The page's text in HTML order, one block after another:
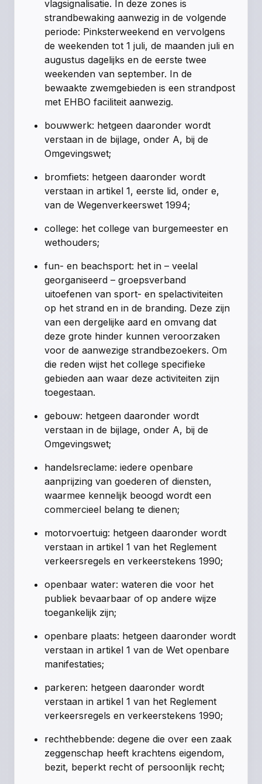
vlagsignalisatie. In deze zones is
strandbewaking aanwezig in de volgende
periode: Pinksterweekend en vervolgens
de weekenden tot 1 juli, de maanden juli en
augustus dagelijks en de eerste twee
weekenden van september. In de
bewaakte zwemgebieden is een strandpost
met EHBO faciliteit aanwezig.
bouwwerk: hetgeen daaronder wordt
verstaan in de bijlage, onder A, bij de
Omgevingswet;
bromfiets: hetgeen daaronder wordt
verstaan in artikel 1, eerste lid, onder e,
van de Wegenverkeerswet 1994;
college: het college van burgemeester en
wethouders;
fun- en beachsport: het in – veelal
georganiseerd – groepsverband
uitoefenen van sport- en spelactiviteiten
op het strand en in de branding. Deze zijn
van een dergelijke aard en omvang dat
deze grote hinder kunnen veroorzaken
voor de aanwezige strandbezoekers. Om
die reden wijst het college specifieke
gebieden aan waar deze activiteiten zijn
toegestaan.
gebouw: hetgeen daaronder wordt
verstaan in de bijlage, onder A, bij de
Omgevingswet;
handelsreclame: iedere openbare
aanprijzing van goederen of diensten,
waarmee kennelijk beoogd wordt een
commercieel belang te dienen;
motorvoertuig: hetgeen daaronder wordt
verstaan in artikel 1 van het Reglement
verkeersregels en verkeerstekens 1990;
openbaar water: wateren die voor het
publiek bevaarbaar of op andere wijze
toegankelijk zijn;
openbare plaats: hetgeen daaronder wordt
verstaan in artikel 1 van de Wet openbare
manifestaties;
parkeren: hetgeen daaronder wordt
verstaan in artikel 1 van het Reglement
verkeersregels en verkeerstekens 1990;
rechthebbende: degene die over een zaak
zeggenschap heeft krachtens eigendom,
bezit, beperkt recht of persoonlijk recht;